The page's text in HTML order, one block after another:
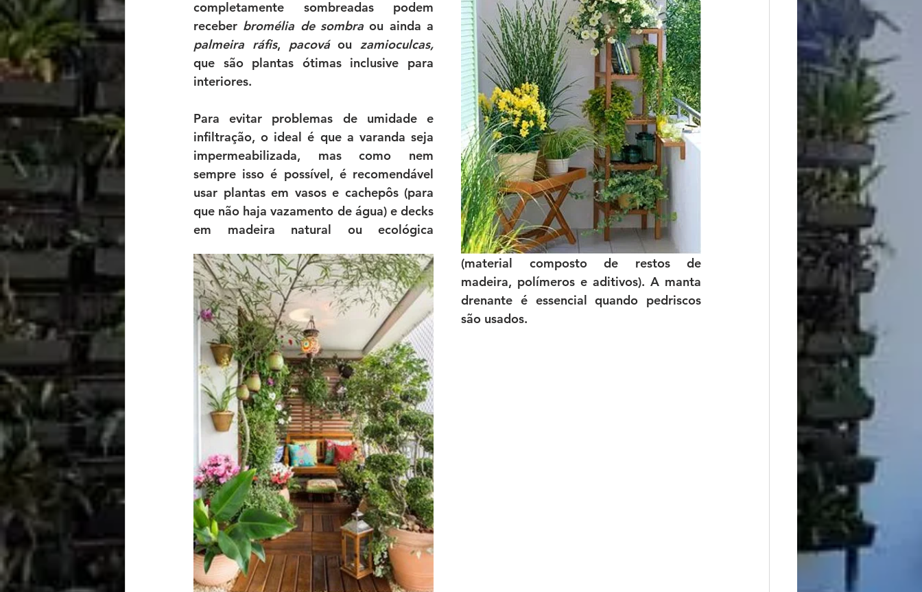
completamente sombreadas podem
receber bromélia de sombra
palmeira ráfis, pacová ou zamioculcas,
que são plantas ótimas inclusive para
interiores.
Para evitar problemas de umidade e
infiltração, o ideal é que a varanda seja
impermeabilizada, mas como nem
sempre isso é possível, é recomendável
usar plantas em vasos e cachepôs (para
que não haja vazamento de água) e decks
em madeira natural ou ecológica
(material composto de restos de
madeira, polímeros e aditivos). A manta
drenante é essencial quando pedriscos
são usados.